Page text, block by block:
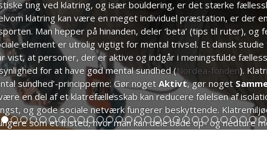
ting ved klatring, og især bouldering, er det stærke
klatring kan være en meget individuel præstation, er der
Man hepper på hinanden, deler ‘beta’ (tips til ruter), og
element er utrolig vigtigt for mental trivsel. Et dansk
vist, at personer, der er aktive og indgår i meningsfulde
for at have god mental sundhed (Nordea-fonden).
sundhed’-principperne: Gør nogetAktivt, gør noget
en del af et klatrefællesskab kan reducere følelsen af
og gode sociale netværk fungerer beskyttende.
som et fristed, hvor man kan dele både op- og nedture
4 5 6 7 8 9 10111213141516171819 20 2122232425262728